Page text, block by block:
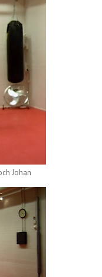
Johan